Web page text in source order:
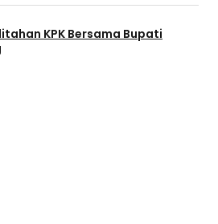
KPK Bersama Bupati